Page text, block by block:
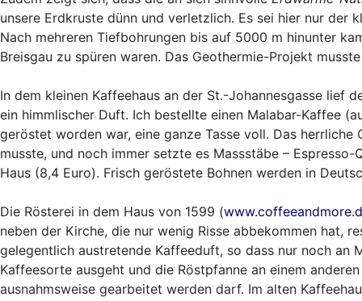
unsere Erdkruste dünn und verletzlich. Es sei hier nur der
Nach mehreren Tiefbohrungen bis auf 5000 m hinunter
Breisgau zu spüren waren. Das Geothermie-Projekt
In dem kleinen Kaffeehaus an der St.-Johannesgasse lief
ein himmlischer Duft. Ich bestellte einen Malabar-Kaffee
geröstet worden war, eine ganze Tasse voll. Das
musste, und noch immer setzte es Massstäbe –
Haus (8,4 Euro). Frisch geröstete Bohnen werden in
Die Rösterei in dem Haus von 1599 (
neben der Kirche, die nur wenig Risse abbekommen hat,
gelegentlich austretende Kaffeeduft, so dass nur noch an
Kaffeesorte ausgeht und die Röstpfanne an einem
ausnahmsweise gearbeitet werden darf. Im alten